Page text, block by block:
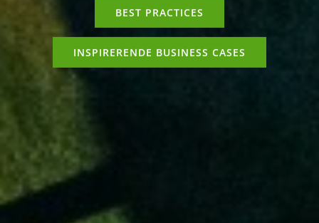
BEST PRACTICES
INSPIRERENDE BUSINESS CASES